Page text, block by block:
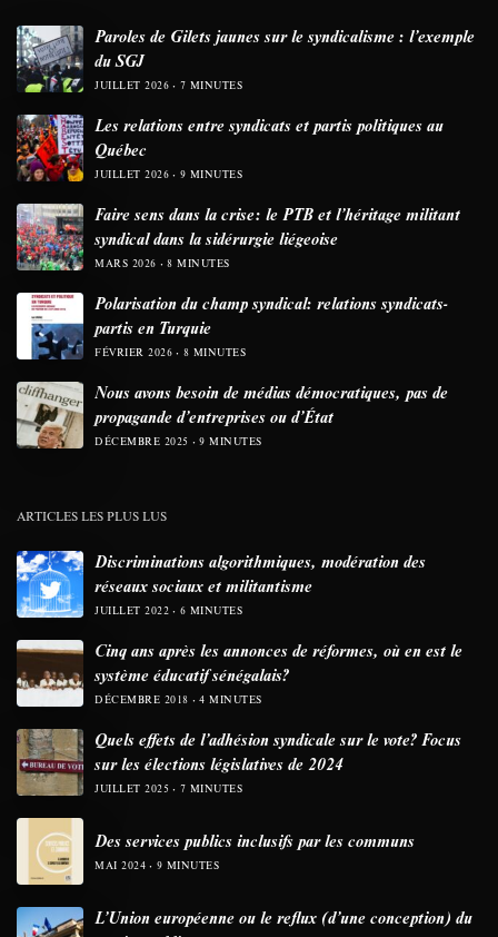
Paroles de Gilets jaunes sur le syndicalisme : l’exemple
du SGJ
JUILLET 2026 7 MINUTES
Les relations entre syndicats et partis politiques au
Québec
JUILLET 2026 9 MINUTES
Faire sens dans la crise: le PTB et l’héritage militant
syndical dans la sidérurgie liégeoise
MARS 2026 8 MINUTES
Polarisation du champ syndical: relations syndicats-
partis en Turquie
FÉVRIER 2026 8 MINUTES
Nous avons besoin de médias démocratiques, pas de
propagande d’entreprises ou d’État
DÉCEMBRE 2025 9 MINUTES
ARTICLES LES PLUS LUS
Discriminations algorithmiques, modération des
réseaux sociaux et militantisme
JUILLET 2022 6 MINUTES
Cinq ans après les annonces de réformes, où en est le
système éducatif sénégalais?
DÉCEMBRE 2018 4 MINUTES
Quels effets de l’adhésion syndicale sur le vote? Focus
sur les élections législatives de 2024
JUILLET 2025 7 MINUTES
Des services publics inclusifs par les communs
MAI 2024 9 MINUTES
L’Union européenne ou le reflux (d’une conception) du